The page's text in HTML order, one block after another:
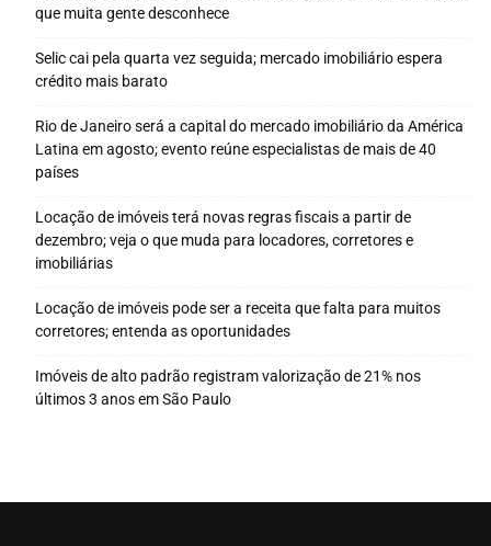
que muita gente desconhece
Selic cai pela quarta vez seguida; mercado imobiliário espera
crédito mais barato
Rio de Janeiro será a capital do mercado imobiliário da América
Latina em agosto; evento reúne especialistas de mais de 40
países
Locação de imóveis terá novas regras fiscais a partir de
dezembro; veja o que muda para locadores, corretores e
imobiliárias
Locação de imóveis pode ser a receita que falta para muitos
corretores; entenda as oportunidades
Imóveis de alto padrão registram valorização de 21% nos
últimos 3 anos em São Paulo